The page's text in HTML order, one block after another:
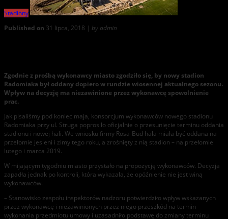
Stadiony
Published on 31 lipca, 2018 | by admin
Zgodnie z prośbą wykonawcy miasto zgodziło się, by nowy stadion
Radomiaka był oddany dopiero w rundzie wiosennej aktualnego sezonu.
Wpływ na decyzję ma niezawinione przez wykonawcę spowolnienie
prac.
Jak pisaliśmy pod koniec maja, konsorcjum wykonawców nowego stadionu
Radomiaka przy ul. Struga poprosiło oficjalnie o przesunięcie terminu oddania
stadionu i nowej hali. We wniosku firmy Rosa-Bud hala miała być oddana na
przełomie jesieni i zimy tego roku, a zrośnięty z nią stadion – na przełomie
lutego i marca 2019.
W mijającym tygodniu miasto przystało na propozycję wykonawców. Decyzja
zapadła jednak po kontroli, która wykazała, że opóźnienie nie jest winą
wykonawców.
– Stanowisko zespołu inspektorów nadzoru potwierdziło wpływ wskazanych
przez wykonawcę i niezawinionych przez niego przeszkód na termin
wykonania przedmiotu umowy i uzasadniło podstawę do zmiany terminu